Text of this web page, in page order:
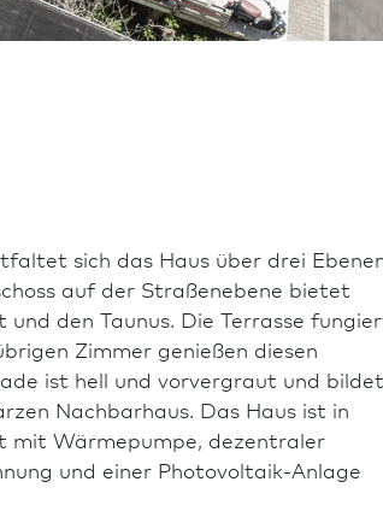
sich das Haus über drei
auf der Straßenebene bietet
den Taunus. Die Terrasse
Zimmer genießen diesen
ist hell und vorvergraut und bildet
Nachbarhaus. Das Haus ist in
mit Wärmepumpe, dezentraler
und einer Photovoltaik-Anlage